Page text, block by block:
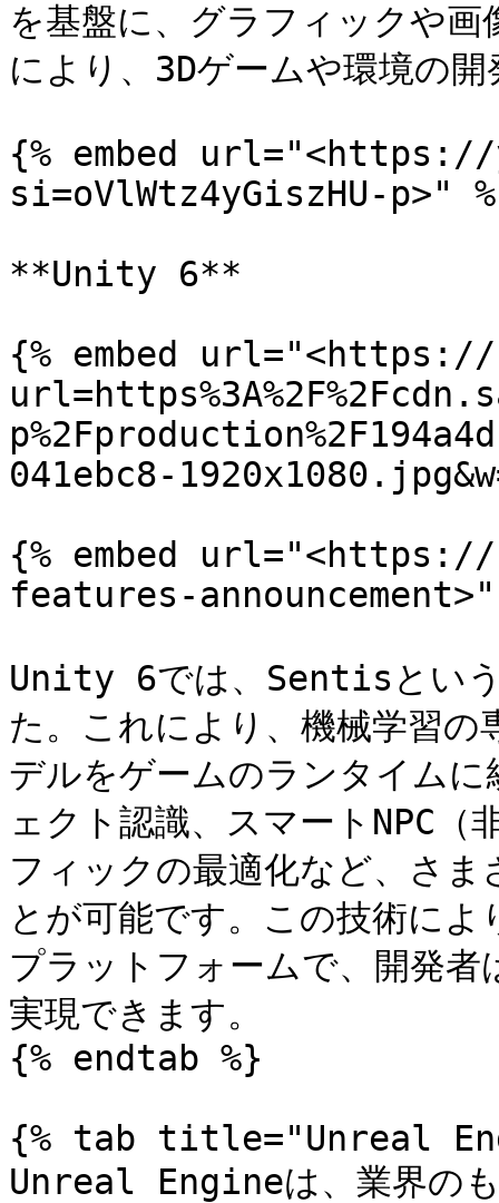
を基盤に、グラフィックや
により、3Dゲームや環境の
{% embed url="<https://
si=oVlWtz4yGiszHU-p>"
**Unity 6**
{% embed
041ebc8-
{% embed
features-
Unity 6では、Sentisという
た。これにより、機械学習
デルをゲームのランタイム
ェクト認識、スマートNPC
フィックの最適化など、さ
とが可能です。この技術に
プラットフォームで、開発
実現できます。
{% endtab %}
{% tab title="Unreal
Unreal Engineは、業界の